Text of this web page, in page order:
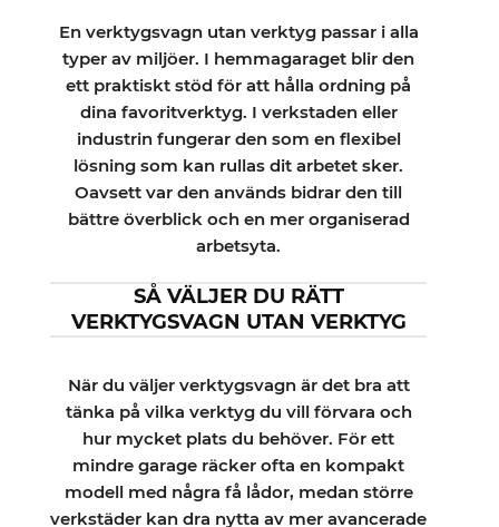
En verktygsvagn utan verktyg passar i alla
typer av miljöer. I hemmagaraget blir den
ett praktiskt stöd för att hålla ordning på
dina favoritverktyg. I verkstaden eller
industrin fungerar den som en flexibel
lösning som kan rullas dit arbetet sker.
Oavsett var den används bidrar den till
bättre överblick och en mer organiserad
arbetsyta.
SÅ VÄLJER DU RÄTT
VERKTYGSVAGN UTAN VERKTYG
När du väljer verktygsvagn är det bra att
tänka på vilka verktyg du vill förvara och
hur mycket plats du behöver. För ett
mindre garage räcker ofta en kompakt
modell med några få lådor, medan större
verkstäder kan dra nytta av mer avancerade